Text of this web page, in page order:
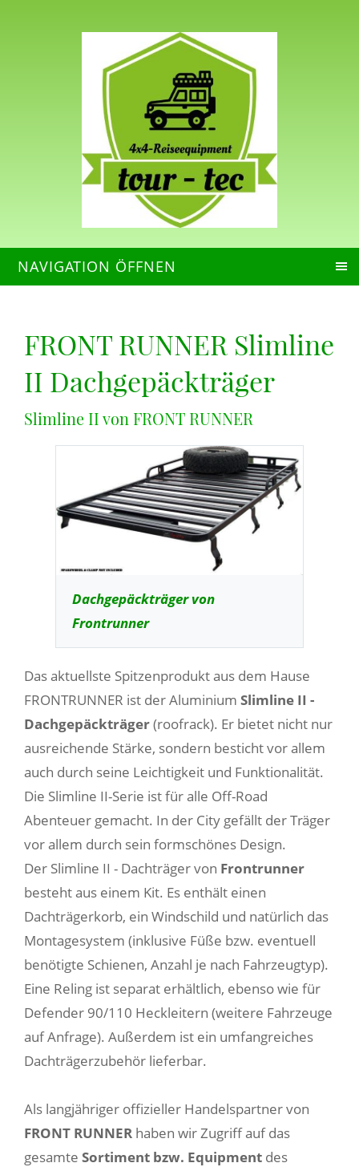
NAVIGATION ÖFFNEN
FRONT RUNNER Slimline
II Dachgepäckträger
Slimline II von FRONT RUNNER
Dachgepäckträger von
Frontrunner
Das aktuellste Spitzenprodukt aus dem Hause
FRONTRUNNER ist der Aluminium Slimline II -
Dachgepäckträger(roofrack). Er bietet nicht nur
ausreichende Stärke, sondern besticht vor allem
auch durch seine Leichtigkeit und Funktionalität.
Die Slimline II-Serie ist für alle Off-Road
Abenteuer gemacht. In der City gefällt der Träger
vor allem durch sein formschönes Design.
Der Slimline II - Dachträger von Frontrunner
besteht aus einem Kit. Es enthält einen
Dachträgerkorb, ein Windschild und natürlich das
Montagesystem (inklusive Füße bzw. eventuell
benötigte Schienen, Anzahl je nach Fahrzeugtyp).
Eine Reling ist separat erhältlich, ebenso wie für
Defender 90/110 Heckleitern (weitere Fahrzeuge
auf Anfrage). Außerdem ist ein umfangreiches
Dachträgerzubehör lieferbar.
Als langjähriger offizieller Handelspartner von
FRONT RUNNER haben wir Zugriff auf das
gesamte Sortiment bzw. Equipment des